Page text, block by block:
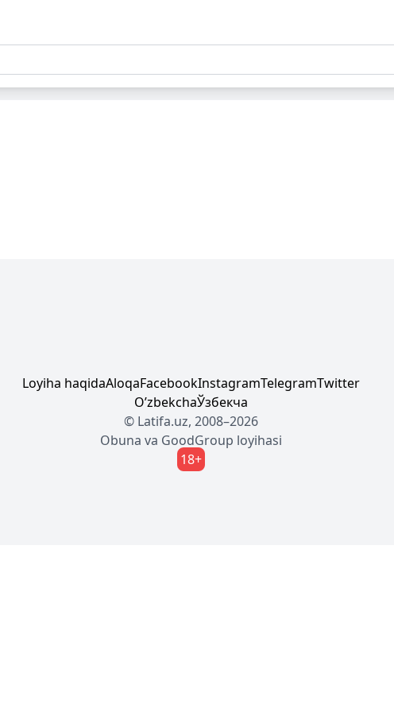
Loyiha haqidaAloqaFacebookInstagramTelegramTwitter
OʼzbekchaЎзбекча
© Latifa.uz, 2008–2026
Obuna va GoodGroup loyihasi
18+